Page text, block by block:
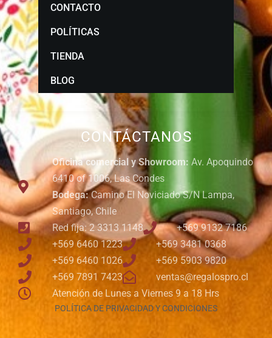
CONTÁCTANOS
Oficina comercial y Showroom: Av. Apoquindo
6410 of 1006, Las Condes
Bodega:Camino El Noviciado S/N Lampa,
Santiago, Chile
Red fija: 2 3313 1148
+569 9132 7186
+569 6460 1223
+569 3481 0368
+569 6460 1026
+569 5903 9820
+569 7891 7423
ventas@regalospro.cl
Atención de Lunes a Viernes 9 a 18 Hrs
POLÍTICA DE PRIVACIDAD Y CONDICIONES
CONTACTO
POLÍTICAS
TIENDA
BLOG